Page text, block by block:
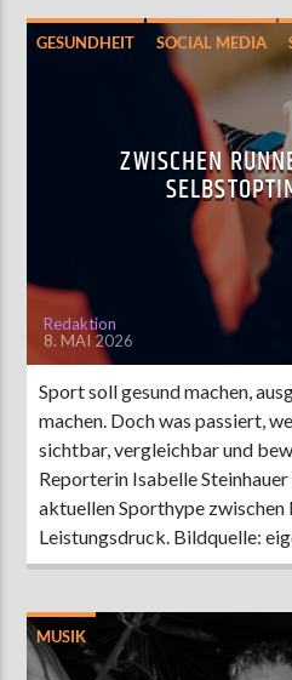
MAGNIFICENT LIES
AKTUELLE SENDUNG
MOEBIUS
00:00
ZU HÖREN IN Münster 90,9 MHz
GESUNDHEIT SOCIAL MEDIA
ZWISCHEN
Redaktion
8. MAI 2026
Sport soll gesund machen,
machen. Doch was passiert,
sichtbar, vergleichbar und
Reporterin Isabelle
aktuellen Sporthype zwischen
Leistungsdruck. Bildquelle:
MUSIK